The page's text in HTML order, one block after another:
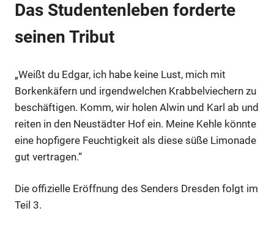
Das Studentenleben forderte
seinen Tribut
„Weißt du Edgar, ich habe keine Lust, mich mit
Borkenkäfern und irgendwelchen Krabbelviechern zu
beschäftigen. Komm, wir holen Alwin und Karl ab und
reiten in den Neustädter Hof ein. Meine Kehle könnte
eine hopfigere Feuchtigkeit als diese süße Limonade
gut vertragen.“
Die offizielle Eröffnung des Senders Dresden folgt im
Teil 3.